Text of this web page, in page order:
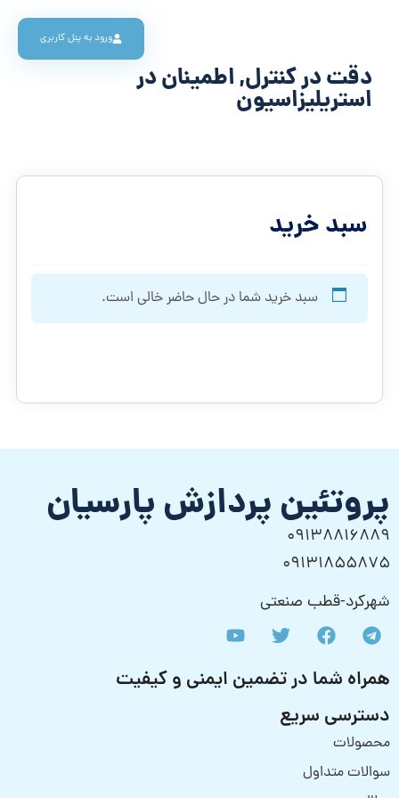
ورود به پنل کاربری
دقت در کنترل, اطمینان در
استریلیزاسیون
سبد خرید
سبد خرید شما در حال حاضر خالی است.
پروتئین پردازش پارسیان
09138816889
09131855875
شهرکرد-قطب صنعتی
همراه شما در تضمین ایمنی و کیفیت
دسترسی سریع
محصولات
سوالات متداول